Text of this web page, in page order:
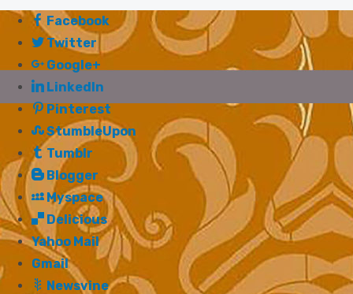
Facebook
Twitter
Google+
LinkedIn
Pinterest
StumbleUpon
Tumblr
Blogger
Myspace
Delicious
Yahoo Mail
Gmail
Newsvine